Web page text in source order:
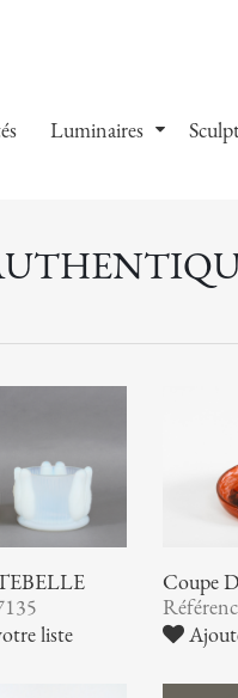
Luminaires
liste
Coupe